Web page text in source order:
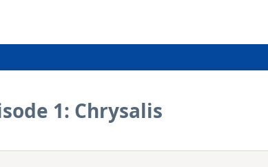
1: Chrysalis